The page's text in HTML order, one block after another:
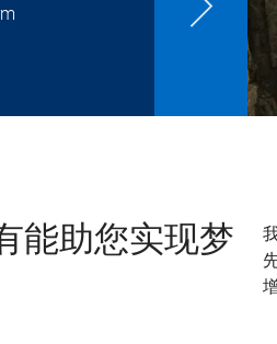
能助您实现梦